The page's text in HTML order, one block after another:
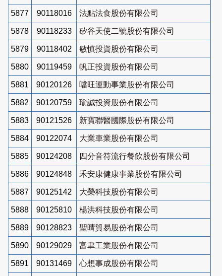
5877 90118016 法點法食股份有限公司
5878 90118233 矽谷天使二號股份有限公司
5879 90118402 敏慎投資股份有限公司
5880 90119459 帆正投資股份有限公司
5881 90120126 噹旺運動事業股份有限公司
5882 90120759 瑜誠投資股份有限公司
5883 90121526 新寶聯醫國際股份有限公司
5884 90122074 大業車業股份有限公司
5885 90124208 四分音符流行餐飲股份有限公司
5886 90124848 禾安康健康事業股份有限公司
5887 90125142 大榮科技股份有限公司
5888 90125810 楊洪科技股份有限公司
5889 90128823 聖晴貿易股份有限公司
5890 90129029 富聿工業股份有限公司
5891 90131469 心想事成股份有限公司